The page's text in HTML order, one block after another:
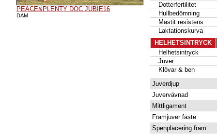
PEACE&PLENTY DOC JUBIE16
DAM
Dotterfertilitet
Hullbedömning
Mastit resistens
Laktationskurva
HELHETSINTRYCK
Helhetsintryck
Juver
Klövar & ben
Juverdjup
Juvervävnad
Mittligament
Framjuver fäste
Spenplacering fram